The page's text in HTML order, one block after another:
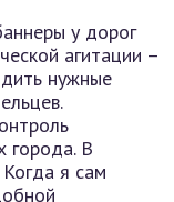
у дорог
агитации –
нужные
города. В
я сам